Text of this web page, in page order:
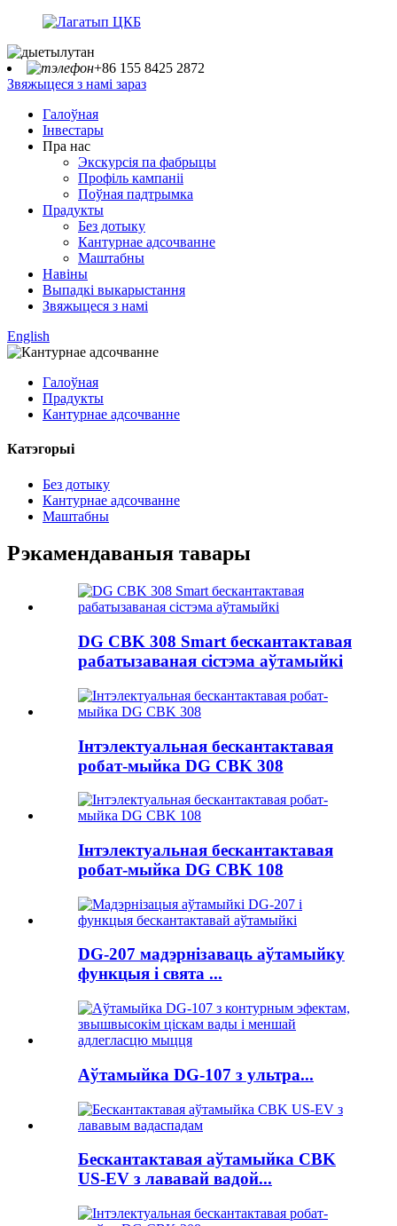
+86 155 8425 2872
Звяжыцеся з намі зараз
Галоўная
Інвестары
Пра нас
Экскурсія па фабрыцы
Профіль кампаніі
Поўная падтрымка
Прадукты
Без дотыку
Кантурнае адсочванне
Маштабны
Навіны
Выпадкі выкарыстання
Звяжыцеся з намі
English
Галоўная
Прадукты
Кантурнае адсочванне
Катэгорыі
Без дотыку
Кантурнае адсочванне
Маштабны
Рэкамендаваныя тавары
DG CBK 308 Smart бескантактавая
рабатызаваная сістэма аўтамыйкі
Інтэлектуальная бескантактавая
робат-мыйка DG CBK 308
Інтэлектуальная бескантактавая
робат-мыйка DG CBK 108
DG-207 мадэрнізаваць аўтамыйку
функцыя і свята ...
Аўтамыйка DG-107 з ультра...
Бескантактавая аўтамыйка CBK
US-EV з лававай вадой...